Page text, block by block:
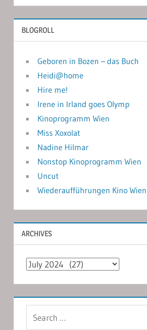
BLOGROLL
Geboren in Bozen – das Buch
Heidi@home
Hire me!
Irene in Irland goes Olymp
Kinoprogramm Wien
Miss Xoxolat
Nadine Hilmar
Nonstop Kinoprogramm Wien
Uncut
Wiederaufführungen Kino Wien
ARCHIVES
Archives